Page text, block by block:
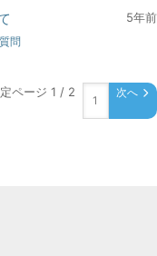
5年前
問
ページ 1 / 2
次へ